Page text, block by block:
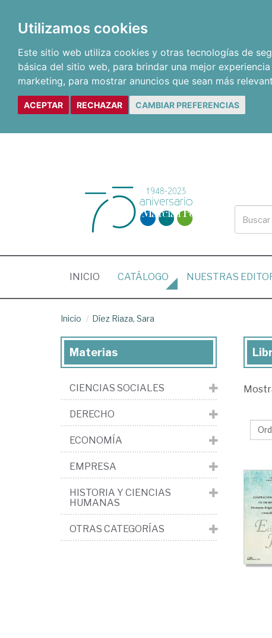
Utilizamos cookies
Este sitio web utiliza cookies y otras tecnologías de
básica del sitio web, para brindar una mejor
marketing, para mostrar anuncios que sean más
ACEPTAR RECHAZAR CAMBIAR PREFERENCIAS
INICIO (CURRENT)
CATÁLOGO NUESTRAS
Inicio Díez Riaza, Sara
Materias
CIENCIAS SOCIALES
DERECHO
ECONOMÍA
EMPRESA
HISTORIA Y CIENCIAS
HUMANAS
OTRAS CATEGORÍAS